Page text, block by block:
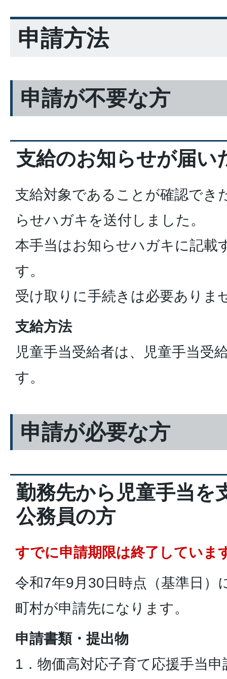
申請方法
申請が不要な方
支給のお知らせが届い
支給対象であることが確認でき
らせハガキを送付しました。
本手当はお知らせハガキに記載
す。
受け取りに手続きは必要ありま
支給方法
児童手当受給者は、児童手当受
す。
申請が必要な方
勤務先から児童手当を
公務員の方
すでに申請期限は終了していま
令和7年9月30日時点（基準日）
町村が申請先になります。
申請書類・提出物
1．物価高対応子育て応援手当